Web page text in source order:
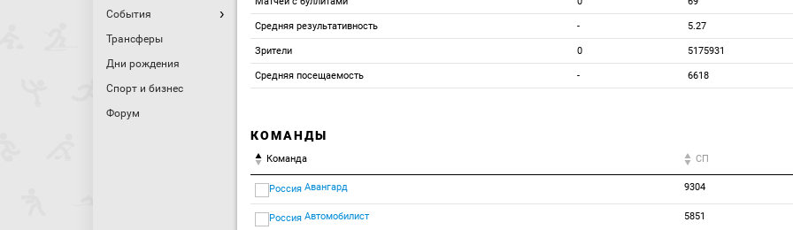
События
Трансферы
Дни рождения
Спорт и бизнес
Форум
Средняя результативность - 5.27
Зрители 0 5175931
Средняя посещаемость - 6618
КОМАНДЫ
Команда СП
Авангард 9304
Автомобилист 5851